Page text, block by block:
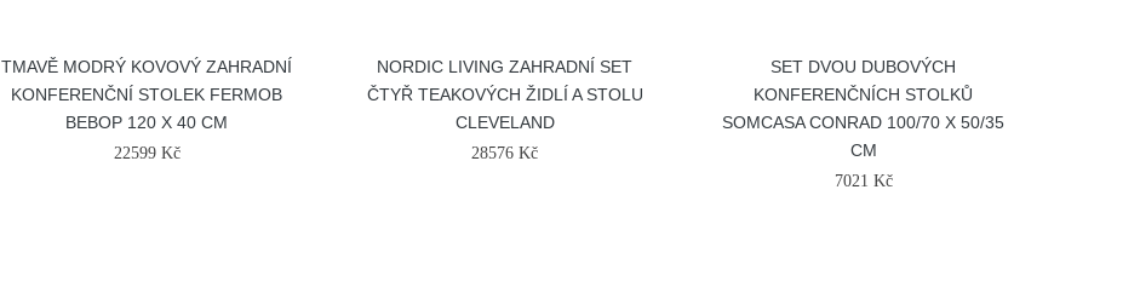
TMAVĚ MODRÝ KOVOVÝ ZAHRADNÍ
KONFERENČNÍ STOLEK FERMOB
BEBOP 120 X 40 CM
22599 Kč
NORDIC LIVING ZAHRADNÍ SET
ČTYŘ TEAKOVÝCH ŽIDLÍ A STOLU
CLEVELAND
28576 Kč
SET DVOU DUBOVÝCH
KONFERENČNÍCH STOLKŮ
SOMCASA CONRAD 100/70 X 50/35
CM
7021 Kč